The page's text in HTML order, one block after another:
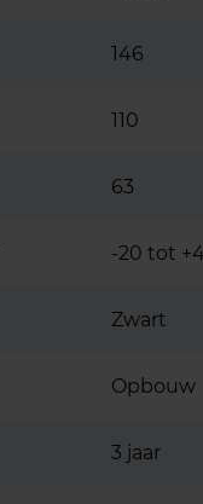
146
110
63
-20 tot
Zwart
Opbouw
3 jaar